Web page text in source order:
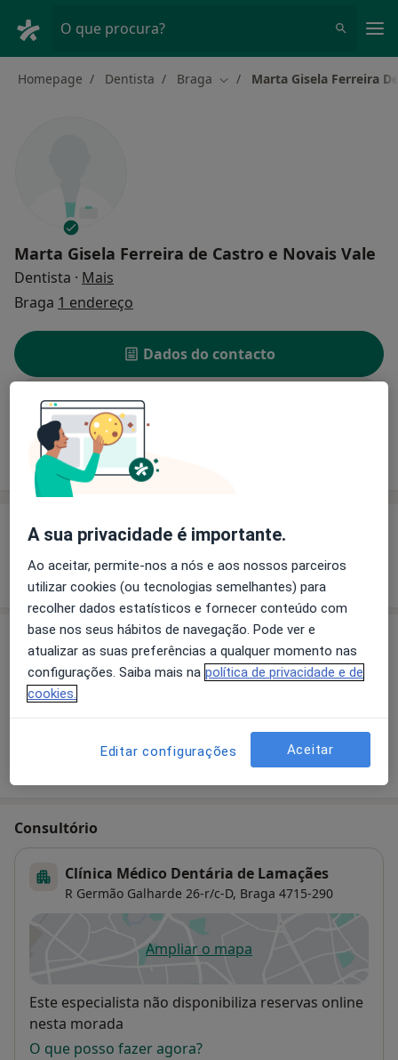
O que procura?
Homepage Dentista Braga Mudar de cidade
Marta Gisela Ferreira
Marta Gisela Ferreira de Castro e Novais Vale
Dentista · Mais
Braga 1 endereço
Dados do contacto
Solicite um atendimento
Experiência Preços
Experiência
Mostrar mais detalhes
sobre a experiência
Serviços e preços
Primeira consulta Medicina dentária
Detalhes
Consultório
Clínica Médico Dentária de Lamaçães
R Germão Galharde 26-r/c-D, Braga 4715-290
Ampliar o mapaabre num novo separador
Disponibilidade
Este especialista não disponibiliza reservas online
nesta morada
O que posso fazer agora?
A sua privacidade é importante.
Ao aceitar, permite-nos a nós e aos nossos parceiros
utilizar cookies (ou tecnologias semelhantes) para
recolher dados estatísticos e fornecer conteúdo com
base nos seus hábitos de navegação. Pode ver e
atualizar as suas preferências a qualquer momento nas
configurações. Saiba mais na política de privacidade e de
cookies.
Editar configurações Aceitar